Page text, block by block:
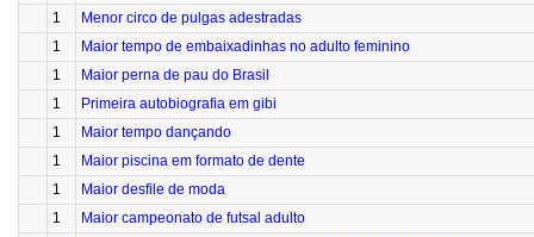
1
Menor circo de pulgas adestradas
1
Maior tempo de embaixadinhas no adulto feminino
1
Maior perna de pau do Brasil
1
Primeira autobiografia em gibi
1
Maior tempo dançando
1
Maior piscina em formato de dente
1
Maior desfile de moda
1
Maior campeonato de futsal adulto